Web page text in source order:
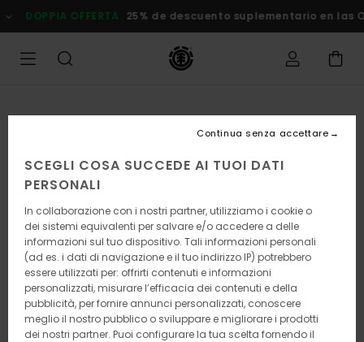
alle
informazioni
prodotto
DOPPIA OFFERTA 25% de descuento suplementario en
SCEGLI COSA SUCCEDE AI TUOI DATI
PERSONALI
In collaborazione con i nostri partner, utilizziamo i cookie o
dei sistemi equivalenti per salvare e/o accedere a delle
informazioni sul tuo dispositivo. Tali informazioni personali
(ad es. i dati di navigazione e il tuo indirizzo IP) potrebbero
essere utilizzati per: offrirti contenuti e informazioni
personalizzati, misurare l’efficacia dei contenuti e della
pubblicità, per fornire annunci personalizzati, conoscere
meglio il nostro pubblico o sviluppare e migliorare i prodotti
dei nostri partner. Puoi configurare la tua scelta fornendo il
Continua senza accettare